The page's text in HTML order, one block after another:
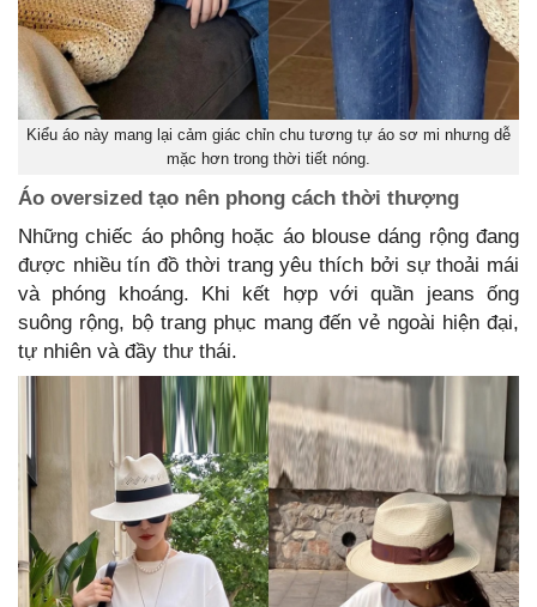
Kiểu áo này mang lại cảm giác chỉn chu tương tự áo sơ mi nhưng dễ
mặc hơn trong thời tiết nóng.
Áo oversized tạo nên phong cách thời thượng
Những chiếc áo phông hoặc áo blouse dáng rộng đang
được nhiều tín đồ thời trang yêu thích bởi sự thoải mái
và phóng khoáng. Khi kết hợp với quần jeans ống
suông rộng, bộ trang phục mang đến vẻ ngoài hiện đại,
tự nhiên và đầy thư thái.